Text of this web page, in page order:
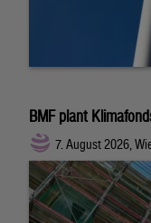
BMF plant
7. August 2026,